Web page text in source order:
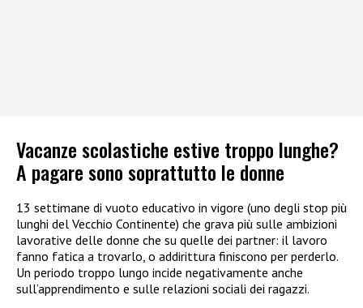
Vacanze scolastiche estive troppo lunghe?
A pagare sono soprattutto le donne
13 settimane di vuoto educativo in vigore (uno degli stop più
lunghi del Vecchio Continente) che grava più sulle ambizioni
lavorative delle donne che su quelle dei partner: il lavoro
fanno fatica a trovarlo, o addirittura finiscono per perderlo.
Un periodo troppo lungo incide negativamente anche
sull’apprendimento e sulle relazioni sociali dei ragazzi.